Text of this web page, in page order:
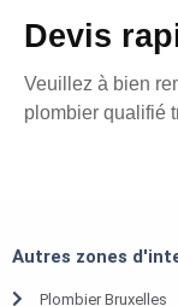
Devis
Veuillez à bien
plombier qualifié
Autres zones
Plombier Bruxelles